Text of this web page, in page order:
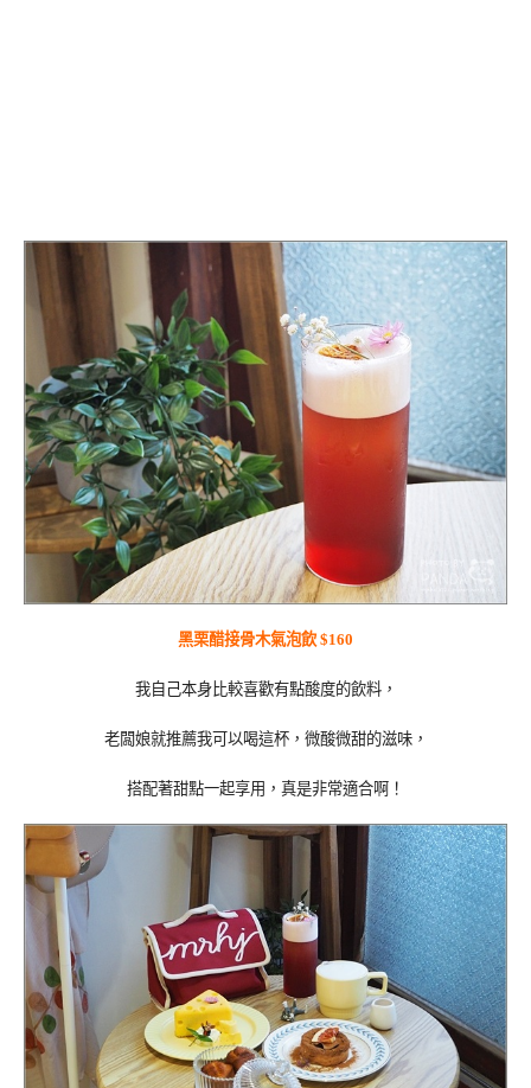
黑栗醋接骨木氣泡飲 $160
我自己本身比較喜歡有點酸度的飲料，
老闆娘就推薦我可以喝這杯，微酸微甜的滋味，
搭配著甜點一起享用，真是非常適合啊！